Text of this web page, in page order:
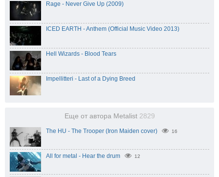
Rage - Never Give Up (2009)
ICED EARTH - Anthem (Official Music Video 2013)
Hell Wizards - Blood Tears
Impellitteri - Last of a Dying Breed
Еще от автора Metalist 2829
The HU - The Trooper (Iron Maiden cover) 16
All for metal - Hear the drum 12